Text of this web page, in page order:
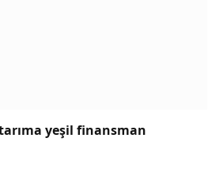
yeşil finansman